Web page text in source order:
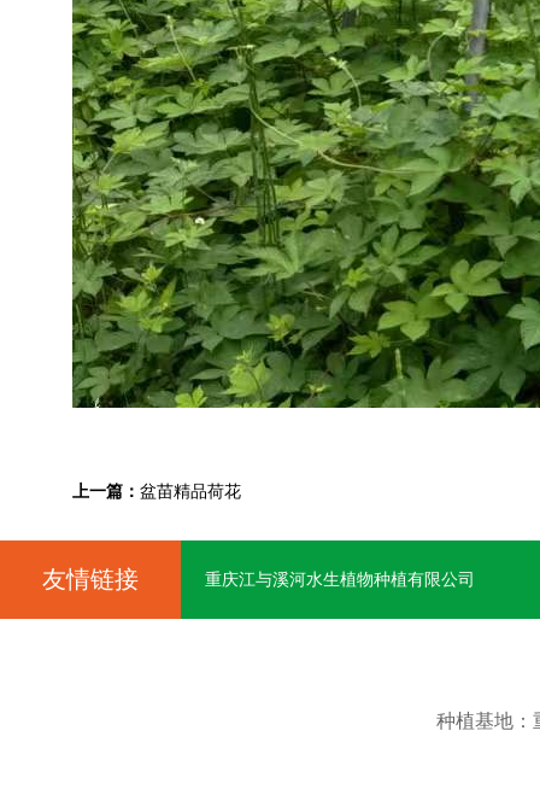
上一篇： 盆苗精品荷花
友情链接 重庆江与溪河水生植物种植有限公司
种植基地：